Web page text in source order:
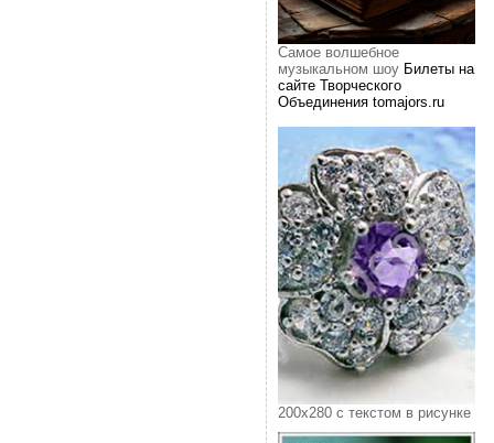
Самое волшебное
музыкальном шоуБилеты на
сайте Творческого
Объединения tomajors.ru
200х280 с текстом в рисунке